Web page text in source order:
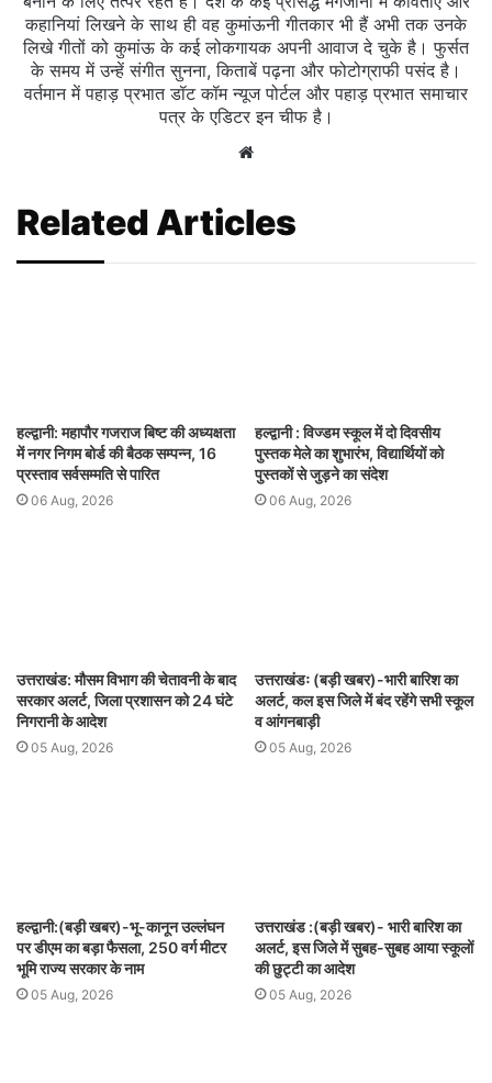
कहानियां लिखने के साथ ही वह कुमांऊनी गीतकार भी हैं अभी तक उनके
लिखे गीतों को कुमांऊ के कई लोकगायक अपनी आवाज दे चुके है। फुर्सत
के समय में उन्हें संगीत सुनना, किताबें पढ़ना और फोटोग्राफी पसंद है।
वर्तमान में पहाड़ प्रभात डॉट कॉम न्यूज पोर्टल और पहाड़ प्रभात समाचार
पत्र के एडिटर इन चीफ है।
Website
Related Articles
हल्द्वानी: महापौर गजराज बिष्ट की अध्यक्षता
में नगर निगम बोर्ड की बैठक सम्पन्न, 16
प्रस्ताव सर्वसम्मति से पारित
06 Aug, 2026
हल्द्वानी : विज्डम स्कूल में दो दिवसीय
पुस्तक मेले का शुभारंभ, विद्यार्थियों को
पुस्तकों से जुड़ने का संदेश
06 Aug, 2026
उत्तराखंड: मौसम विभाग की चेतावनी के बाद
सरकार अलर्ट, जिला प्रशासन को 24 घंटे
निगरानी के आदेश
05 Aug, 2026
उत्तराखंडः (बड़ी खबर)-भारी बारिश का
अलर्ट, कल इस जिले में बंद रहेंगे सभी स्कूल
व आंगनबाड़ी
05 Aug, 2026
हल्द्वानी:(बड़ी खबर)-भू-कानून उल्लंघन
पर डीएम का बड़ा फैसला, 250 वर्ग मीटर
भूमि राज्य सरकार के नाम
05 Aug, 2026
उत्तराखंड :(बड़ी खबर)- भारी बारिश का
अलर्ट, इस जिले में सुबह-सुबह आया स्कूलों
की छुट्टी का आदेश
05 Aug, 2026